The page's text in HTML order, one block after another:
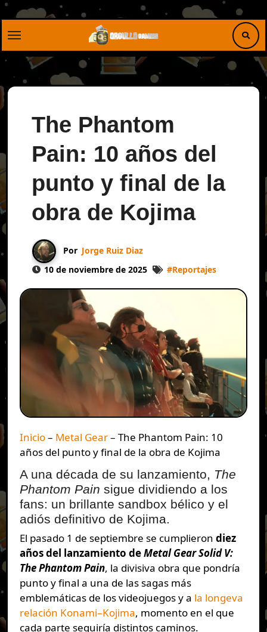
Saltar
The Phantom
Pain: 10 años del
punto y final de la
obra de Kojima
Por Jorge Ruiz Diaz
10 de noviembre de 2025
#Reportajes
Inicio– Metal Gear– The Phantom Pain: 10
años del punto y final de la obra de Kojima
A una década de su lanzamiento, The
Phantom Pain sigue dividiendo a los
fans: un brillante sandbox bélico y el
adiós definitivo de Kojima.
El pasado 1 de septiembre se cumplieron diez
años del lanzamiento deMetal Gear Solid V:
The Phantom Pain, la divisiva obra que pondría
punto y final a una de las sagas más
emblemáticas de los videojuegos y a la longeva
relación Konami–Kojima, momento en el que
cada parte seguiría distintos caminos.